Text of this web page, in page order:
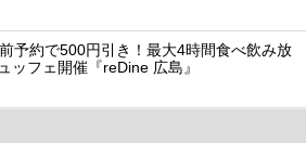
予約で500円引き！最大4時間食べ飲み放
ッフェ開催『reDine 広島』